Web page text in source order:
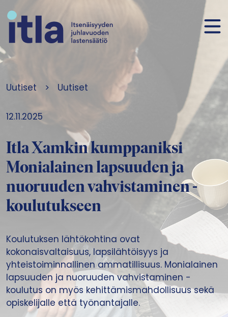
Uutiset > Uutiset
12.11.2025
Itla Xamkin kumppaniksi
Monialainen lapsuuden ja
nuoruuden vahvistaminen -
koulutukseen
Koulutuksen lähtökohtina ovat
kokonaisvaltaisuus, lapsilähtöisyys ja
yhteistoiminnallinen ammatillisuus. Monialainen
lapsuuden ja nuoruuden vahvistaminen -
koulutus on myös kehittämismahdollisuus sekä
opiskelijalle että työnantajalle.